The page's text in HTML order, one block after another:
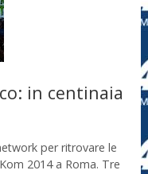
in centinaia
per ritrovare le
2014 a Roma. Tre